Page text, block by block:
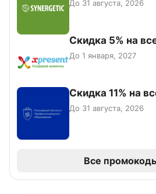
До 31 августа, 2026
Скидка 5% на
До 1 января, 2027
Скидка 11% на
До 31 августа, 2026
Все